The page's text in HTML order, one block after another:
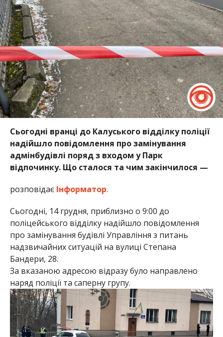
Сьогодні вранці до Калуського відділку поліції
надійшло повідомлення про замінування
адмінбудівлі поряд з входом у Парк
відпочинку. Що сталося та чим закінчилося —
розповідає Інформатор.
Сьогодні, 14 грудня, приблизно о 9:00 до
поліцейського відділку надійшло повідомлення
про замінування будівлі Управління з питань
надзвичайних ситуацій на вулиці Степана
Бандери, 28.
За вказаною адресою відразу було направлено
наряд поліції та саперну групу.